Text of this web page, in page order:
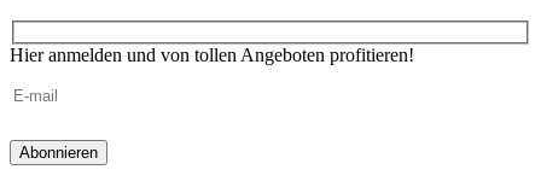
Hier anmelden und von tollen Angeboten profitieren!
Bitte
lasse